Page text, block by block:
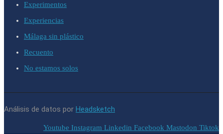
Experimentos
Experiencias
Málaga sin plástico
Recuento
No estamos solos
Análisis de datos por Headsketch
Youtube Instagram Linkedin Facebook Mastodon Tiktok